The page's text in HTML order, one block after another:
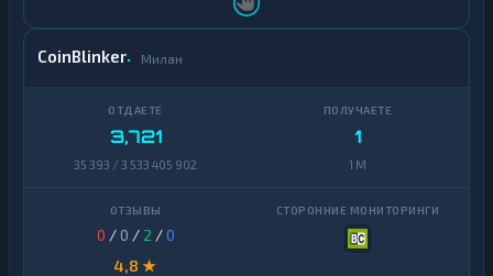
CoinBlinker Милан
3,721
35 393 / 3 533 405 902
1
1 M
0 / 0 / 2 /0
4,8 ★